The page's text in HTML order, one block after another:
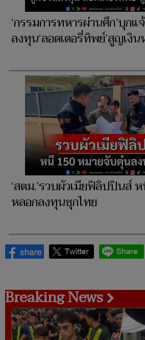
‘กรรมการทหารผ่านศึก’บุก
ลงทุน‘ลอตเตอรี่ทิพย์’สูญเงิ
‘สตม.’รวบผัวเมียฟิลิปปินส์
หลอกลงทุนซุกไทย
Breaking News